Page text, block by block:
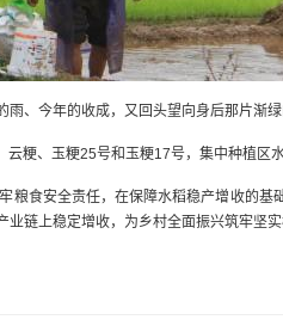
、今年的收成，又回头望向身后那片渐绿
粳、玉粳25号和玉粳17号，集中种植区
食安全责任，在保障水稻稳产增收的基
链上稳定增收，为乡村全面振兴筑牢坚实